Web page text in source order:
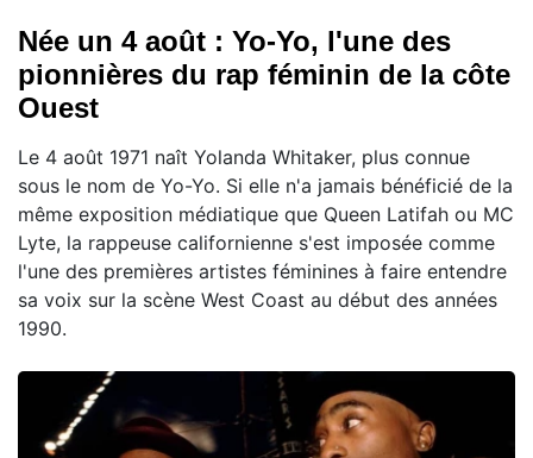
Née un 4 août : Yo-Yo, l'une des
pionnières du rap féminin de la côte
Ouest
Le 4 août 1971 naît Yolanda Whitaker, plus connue
sous le nom de Yo-Yo. Si elle n'a jamais bénéficié de la
même exposition médiatique que Queen Latifah ou MC
Lyte, la rappeuse californienne s'est imposée comme
l'une des premières artistes féminines à faire entendre
sa voix sur la scène West Coast au début des années
1990.